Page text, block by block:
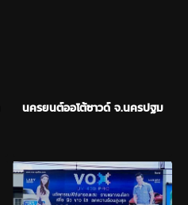
นครยนต์ออโต้ซาวด์ จ.นครปฐม